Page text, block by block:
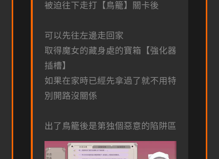
被迫往下走打【鳥籠】關卡後
可以先往左邊走回家
取得魔女的藏身處的寶箱【強化器
插槽】
如果在家時已經先拿過了就不用特
別開路沒關係
出了鳥籠後是第独個惡意的陷阱區